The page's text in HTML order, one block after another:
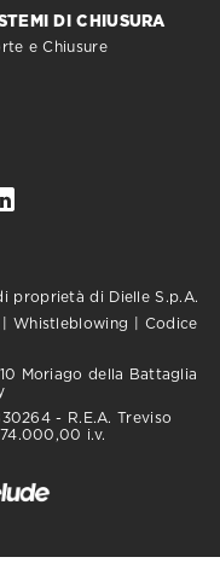
DI CHIUSURA
e Chiusure
proprietà di Dielle S.p.A.
Whistleblowing
Codice
Moriago della Battaglia
- R.E.A. Treviso
i.v.